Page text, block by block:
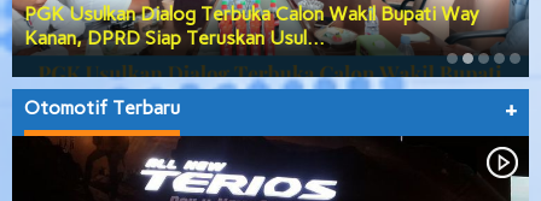
DPRD Way Kanan Gerak Cepat Bahas Tiga Agenda
Besar, Anggaran Daerah hingga Prose…
Otomotif Terbaru +